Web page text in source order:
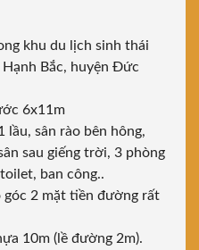
khu du lịch sinh thái
Bắc, huyện Đức
6x11m
lầu, sân rào bên hông,
sau giếng trời, 3 phòng
ban công..
góc 2 mặt tiền đường rất
10m (lề đường 2m).